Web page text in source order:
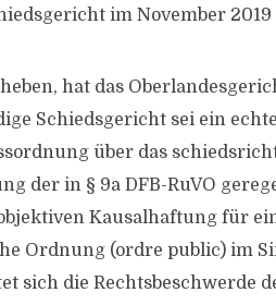
im November 2019
hat das
Schiedsgericht sei ein
über das
der in § 9a DFB-RuVO
Kausalhaftung für
Ordnung (ordre public) im
sich die Rechtsbeschwerde